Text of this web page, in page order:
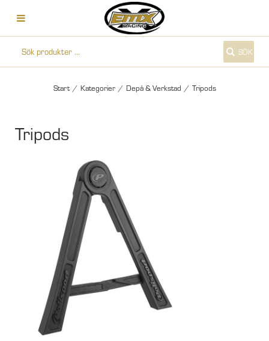
SÖK
Start / Kategorier / Depå & Verkstad / Tripods
Tripods